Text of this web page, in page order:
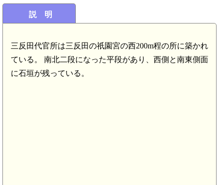
説 明
三反田代官所は三反田の祇園宮の西200m程の所に築かれ
ている。 南北二段になった平段があり、西側と南東側面
に石垣が残っている。